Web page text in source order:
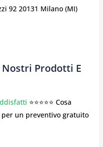
92 20131 Milano (MI)
Prodotti E
⭐⭐⭐⭐⭐ Cosa
per un preventivo gratuito